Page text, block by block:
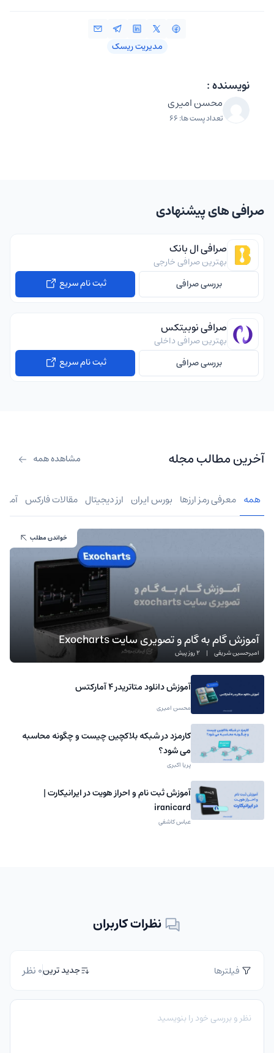
مدیریت ریسک
نویسنده :
محسن امیری
تعداد پست ها: 66
صرافی های پیشنهادی
صرافی ال بانک
بهترین صرافی خارجی
بررسی صرافی
ثبت نام سریع
صرافی نوبیتکس
بهترین صرافی داخلی
بررسی صرافی
ثبت نام سریع
آخرین مطالب مجله مشاهده همه
همه معرفی رمز ارزها بورس ایران ارز دیجیتال مقالات فارکس
آموزش گام به گام و تصویری سایت Exocharts
امیرحسین شریفی | 2 روز پیش
خواندن مطلب
آموزش دانلود متاتریدر 4 آمارکتس
محسن امیری
کارمزد در شبکه بلاکچین چیست و چگونه محاسبه
می شود؟
پریا اکبری
آموزش ثبت نام و احراز هویت در ایرانیکارت |
iranicard
عباس کاشفی
نظرات کاربران
فیلترها جدید ترین0 نظر